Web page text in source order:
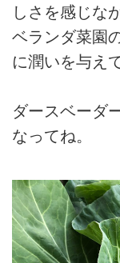
しさを感じな
ベランダ菜園
に潤いを与え
ダースベーダ
なってね。